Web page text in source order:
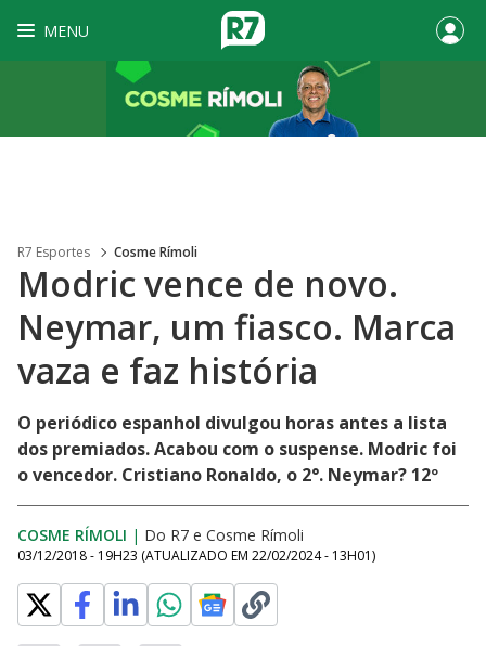
MENU
R7 Esportes Cosme Rímoli
Modric vence de novo.
Neymar, um fiasco. Marca
vaza e faz história
O periódico espanhol divulgou horas antes a lista
dos premiados. Acabou com o suspense. Modric foi
o vencedor. Cristiano Ronaldo, o 2°. Neymar? 12º
COSME RÍMOLI | Do R7 e Cosme Rímoli
03/12/2018 - 19H23 (ATUALIZADO EM 22/02/2024 - 13H01)